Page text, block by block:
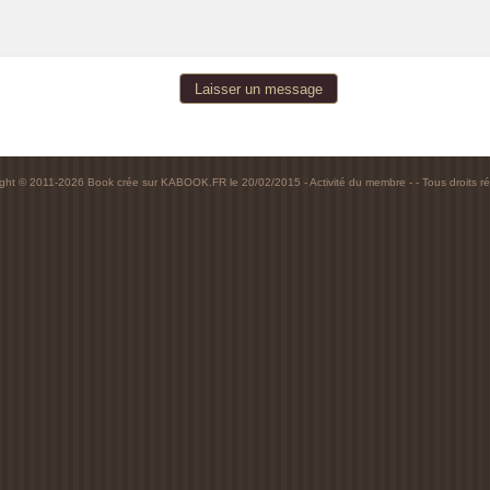
© 2011-2026 Book crée sur KABOOK.FR le 20/02/2015 -Activité du membre - - Tous droits